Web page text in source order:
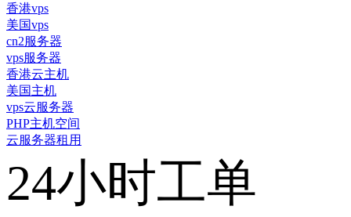
香港vps
美国vps
cn2服务器
vps服务器
香港云主机
美国主机
vps云服务器
PHP主机空间
云服务器租用
24小时工单